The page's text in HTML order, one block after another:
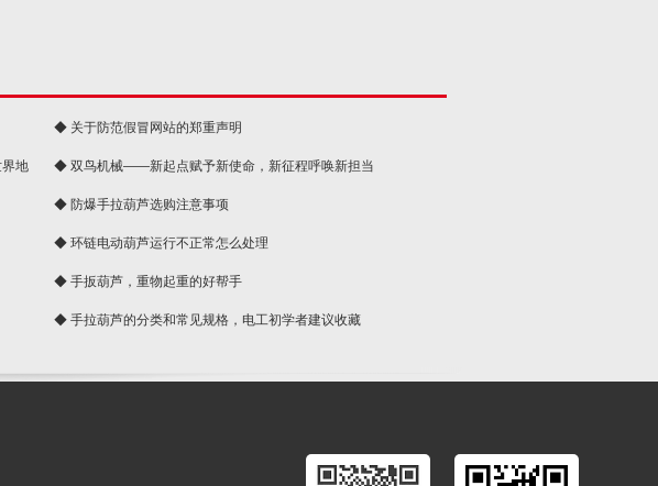
◆ 关于防范假冒网站的郑重声明
地 ◆ 双鸟机械——新起点赋予新使命，新征程呼唤新担当
◆ 防爆手拉葫芦选购注意事项
◆ 环链电动葫芦运行不正常怎么处理
◆ 手扳葫芦，重物起重的好帮手
◆ 手拉葫芦的分类和常见规格，电工初学者建议收藏